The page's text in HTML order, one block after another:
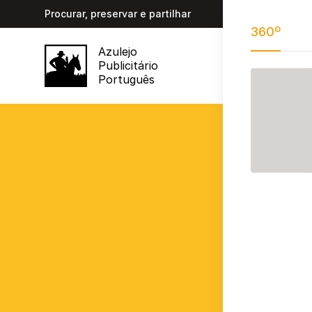
Procurar, preservar e partilhar
Azulejo
Publicitário
Português
360º